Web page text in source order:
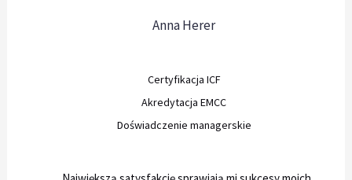
Anna Herer
Certyfikacja ICF
Akredytacja EMCC
Doświadczenie managerskie